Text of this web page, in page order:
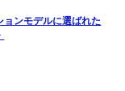
。許可なく結婚す
ョンモデルに選ばれた